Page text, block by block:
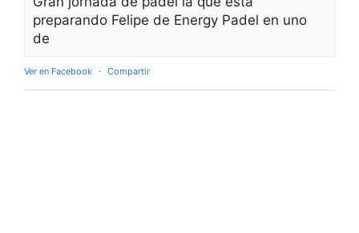
preparando Felipe de Energy Padel en uno
de
Ver en Facebook · Compartir